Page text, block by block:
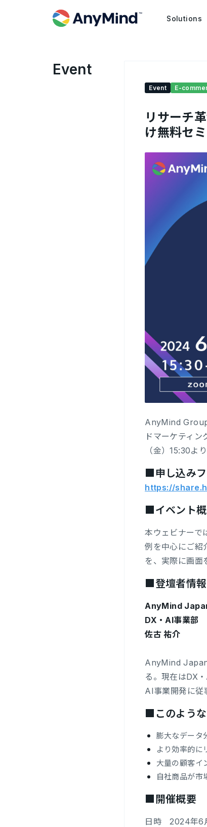
Solutions
Event
Event E-
リサーチ
け無料セ
AnyMind Group
ドマーケティ
（金）15:30よ
■申し込み
https://
■イベント
本ウェビナーで
例を中心にご紹
を、実際に画面
■登壇者情報
AnyMind
DX・AI事業部
佐古 祐介
AnyMind Japan
る。現在はDX
AI事業開発に従
■このよう
膨大なデータ
より効率的に
大量の顧客イ
自社商品が市
■開催概要
日時 2024年6